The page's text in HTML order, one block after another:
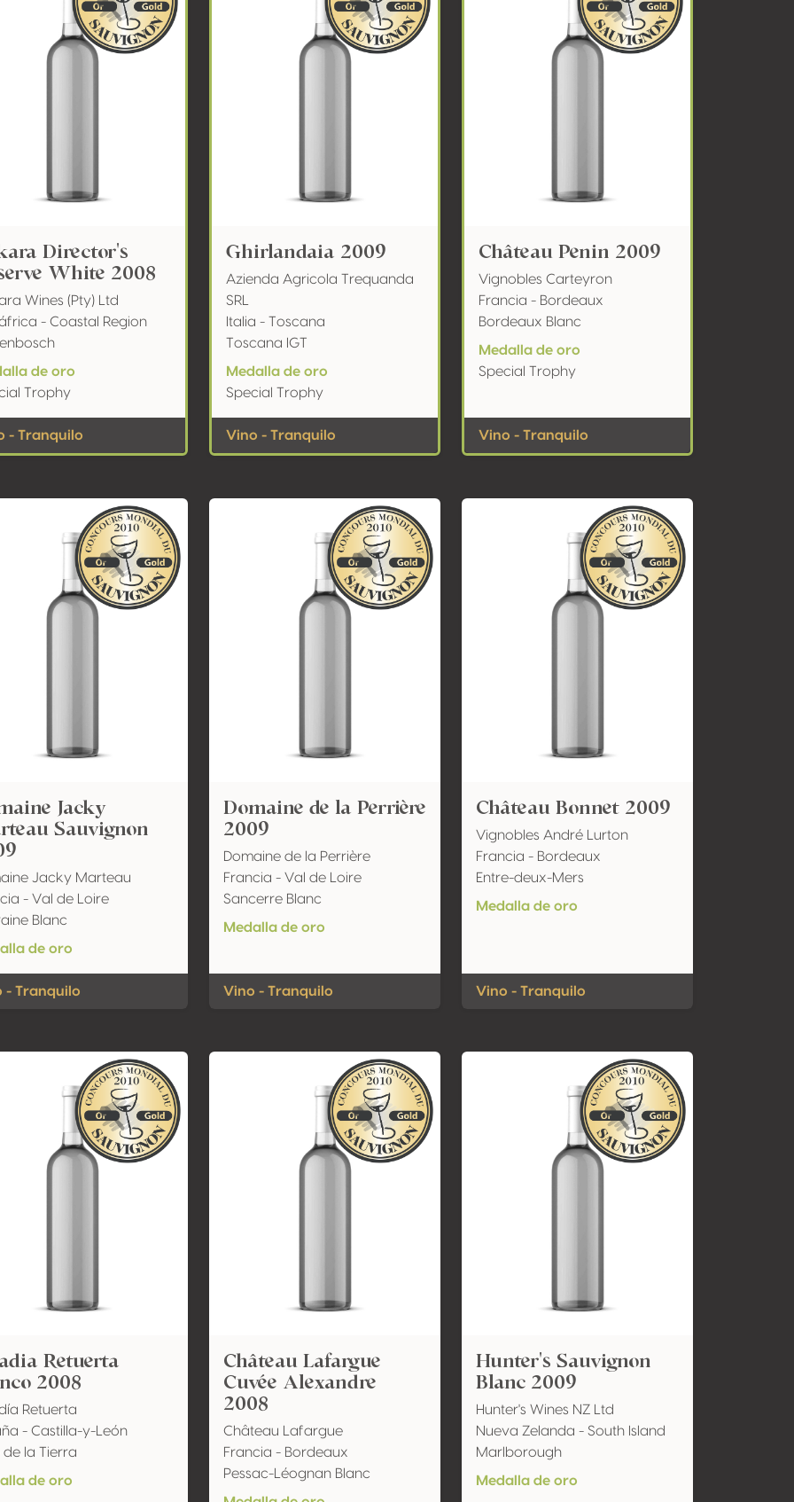
Director's
White 2008
Wines (Pty) Ltd
- Coastal Region
de oro
Trophy
- Tranquilo
Ghirlandaia 2009
Azienda Agricola Trequanda
SRL
Italia - Toscana
Toscana IGT
Medalla de oro
Special Trophy
Vino - Tranquilo
Château Penin 2009
Vignobles Carteyron
Francia - Bordeaux
Bordeaux Blanc
Medalla de oro
Special Trophy
Vino - Tranquilo
Jacky
Sauvignon
Jacky Marteau
- Val de Loire
Blanc
de oro
- Tranquilo
Domaine de la Perrière
2009
Domaine de la Perrière
Francia - Val de Loire
Sancerre Blanc
Medalla de oro
Vino - Tranquilo
Château Bonnet 2009
Vignobles André Lurton
Francia - Bordeaux
Entre-deux-Mers
Medalla de oro
Vino - Tranquilo
Retuerta
2008
Retuerta
- Castilla-y-León
de la Tierra
de oro
Château Lafargue
Cuvée Alexandre
2008
Château Lafargue
Francia - Bordeaux
Pessac-Léognan Blanc
Hunter's Sauvignon
Blanc 2009
Hunter's Wines NZ Ltd
Nueva Zelanda - South Island
Marlborough
Medalla de oro